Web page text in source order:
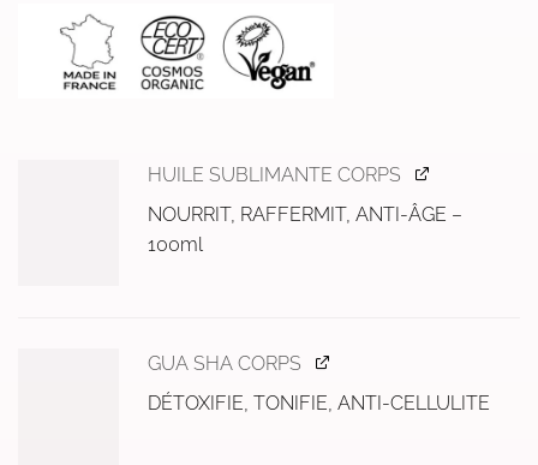
initial
était :
134,00 €.
actuel
est :
107,00 €.
HUILE SUBLIMANTE CORPS
NOURRIT, RAFFERMIT, ANTI-ÂGE –
100ml
GUA SHA CORPS
DÉTOXIFIE, TONIFIE, ANTI-CELLULITE